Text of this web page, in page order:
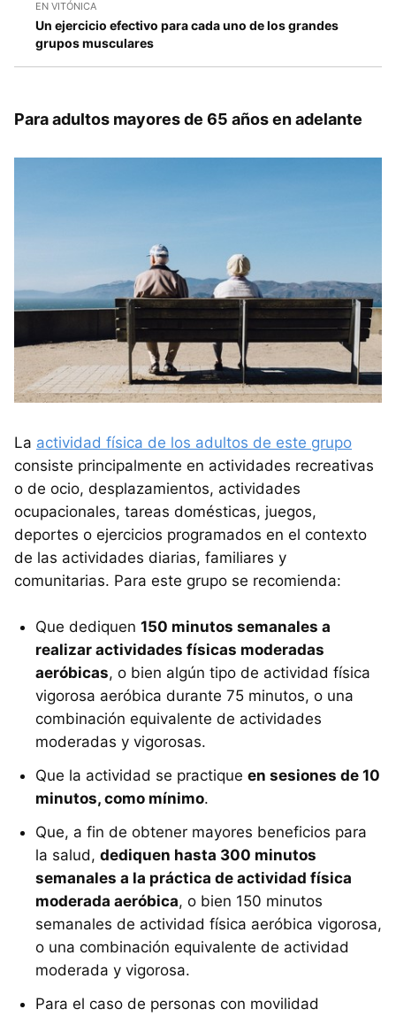
EN VITÓNICA
Un ejercicio efectivo para cada uno de los grandes
grupos musculares
Para adultos mayores de 65 años en adelante
La actividad física de los adultos de este grupo
consiste principalmente en actividades recreativas
o de ocio, desplazamientos, actividades
ocupacionales, tareas domésticas, juegos,
deportes o ejercicios programados en el contexto
de las actividades diarias, familiares y
comunitarias. Para este grupo se recomienda:
Que dediquen 150 minutos semanales a
realizar actividades físicas moderadas
aeróbicas, o bien algún tipo de actividad física
vigorosa aeróbica durante 75 minutos, o una
combinación equivalente de actividades
moderadas y vigorosas.
Que la actividad se practique en sesiones de 10
minutos, como mínimo.
Que, a fin de obtener mayores beneficios para
la salud, dediquen hasta 300 minutos
semanales a la práctica de actividad física
moderada aeróbica, o bien 150 minutos
semanales de actividad física aeróbica vigorosa,
o una combinación equivalente de actividad
moderada y vigorosa.
Para el caso de personas con movilidad